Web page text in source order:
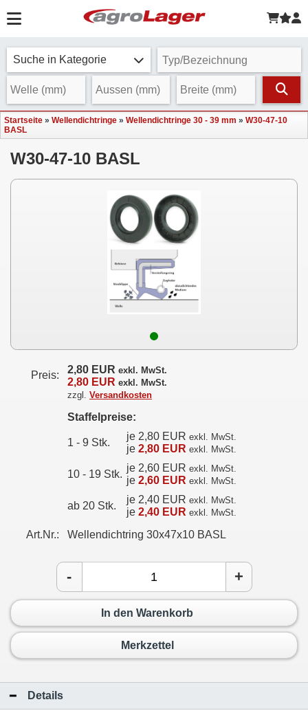
Suche in Kategorie
Startseite » Wellendichtringe » Wellendichtringe 30 - 39 mm » W30-47-10
BASL
W30-47-10 BASL
Preis: 2,80 EUR exkl. MwSt.
2,80 EUR exkl. MwSt.
zzgl. Versandkosten
Staffelpreise:
1 - 9 Stk.
je 2,80 EUR exkl. MwSt.
je 2,80 EUR exkl. MwSt.
10 - 19 Stk.
je 2,60 EUR exkl. MwSt.
je 2,60 EUR exkl. MwSt.
ab 20 Stk.
je 2,40 EUR exkl. MwSt.
je 2,40 EUR exkl. MwSt.
Art.Nr.: Wellendichtring 30x47x10 BASL
- +
In den Warenkorb
Merkzettel
Details